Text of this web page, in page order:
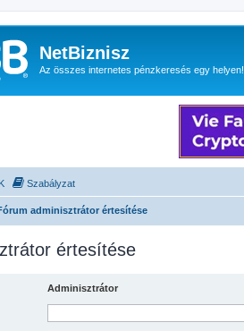
NetBiznisz
Az összes internetes pénzkeresés egy helyen!
Szabályzat
adminisztrátor értesítése
értesítése
Adminisztrátor